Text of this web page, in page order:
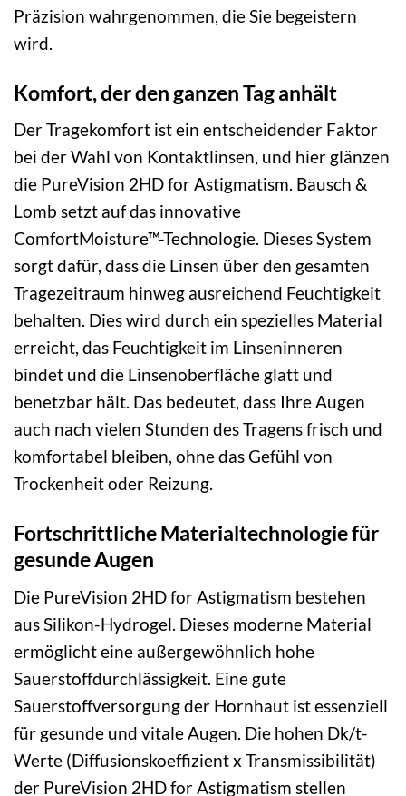
Präzision wahrgenommen, die Sie begeistern
wird.
Komfort, der den ganzen Tag anhält
Der Tragekomfort ist ein entscheidender Faktor
bei der Wahl von Kontaktlinsen, und hier glänzen
die PureVision 2HD for Astigmatism. Bausch &
Lomb setzt auf das innovative
ComfortMoisture™-Technologie. Dieses System
sorgt dafür, dass die Linsen über den gesamten
Tragezeitraum hinweg ausreichend Feuchtigkeit
behalten. Dies wird durch ein spezielles Material
erreicht, das Feuchtigkeit im Linseninneren
bindet und die Linsenoberfläche glatt und
benetzbar hält. Das bedeutet, dass Ihre Augen
auch nach vielen Stunden des Tragens frisch und
komfortabel bleiben, ohne das Gefühl von
Trockenheit oder Reizung.
Fortschrittliche Materialtechnologie für
gesunde Augen
Die PureVision 2HD for Astigmatism bestehen
aus Silikon-Hydrogel. Dieses moderne Material
ermöglicht eine außergewöhnlich hohe
Sauerstoffdurchlässigkeit. Eine gute
Sauerstoffversorgung der Hornhaut ist essenziell
für gesunde und vitale Augen. Die hohen Dk/t-
Werte (Diffusionskoeffizient x Transmissibilität)
der PureVision 2HD for Astigmatism stellen